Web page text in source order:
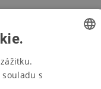
klimatizace
souladu s